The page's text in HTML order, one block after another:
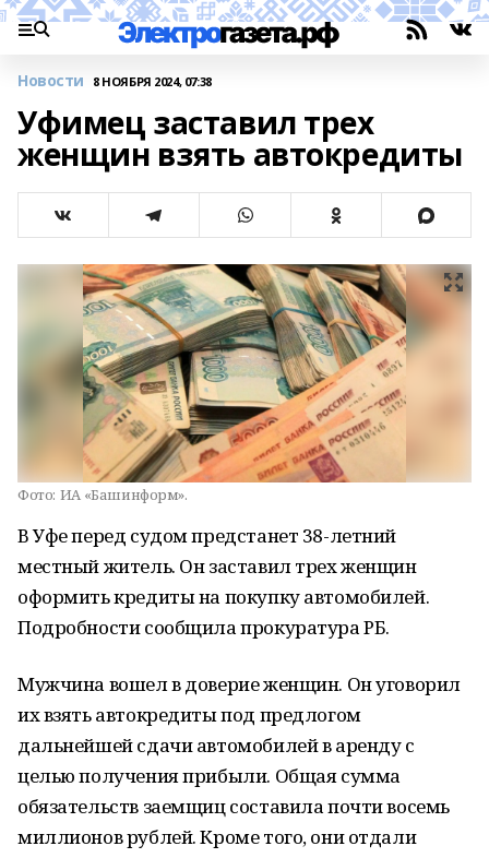
Новости 8 НОЯБРЯ 2024, 07:38
Уфимец заставил трех
женщин взять автокредиты
Фото: ИА «Башинформ».
В Уфе перед судом предстанет 38-летний
местный житель. Он заставил трех женщин
оформить кредиты на покупку автомобилей.
Подробности сообщила прокуратура РБ.
Мужчина вошел в доверие женщин. Он уговорил
их взять автокредиты под предлогом
дальнейшей сдачи автомобилей в аренду с
целью получения прибыли. Общая сумма
обязательств заемщиц составила почти восемь
миллионов рублей. Кроме того, они отдали